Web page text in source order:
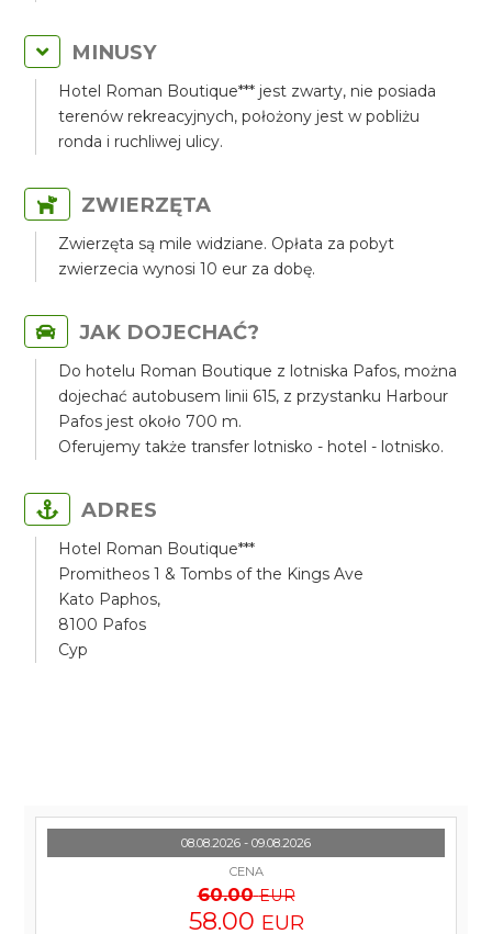
MINUSY
Hotel Roman Boutique*** jest zwarty, nie posiada
terenów rekreacyjnych, położony jest w pobliżu
ronda i ruchliwej ulicy.
ZWIERZĘTA
Zwierzęta są mile widziane. Opłata za pobyt
zwierzecia wynosi 10 eur za dobę.
JAK DOJECHAĆ?
Do hotelu Roman Boutique z lotniska Pafos, można
dojechać autobusem linii 615, z przystanku Harbour
Pafos jest około 700 m.
Oferujemy także transfer lotnisko - hotel - lotnisko.
ADRES
Hotel Roman Boutique***
Promitheos 1 & Tombs of the Kings Ave
Kato Paphos,
8100 Pafos
Cyp
08.08.2026 - 09.08.2026
CENA
60.00 EUR
58.00 EUR